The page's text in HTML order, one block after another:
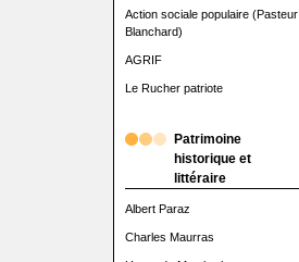
Action sociale populaire (Pasteur
Blanchard)
AGRIF
Le Rucher patriote
Patrimoine
historique et
littéraire
Albert Paraz
Charles Maurras